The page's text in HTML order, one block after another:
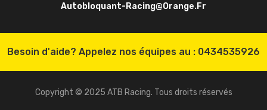
Autobloquant-Racing@orange.fr
Besoin d'aide? Appelez nos équipes au : 0434535926
Copyright © 2025 ATB Racing. Tous droits réservés